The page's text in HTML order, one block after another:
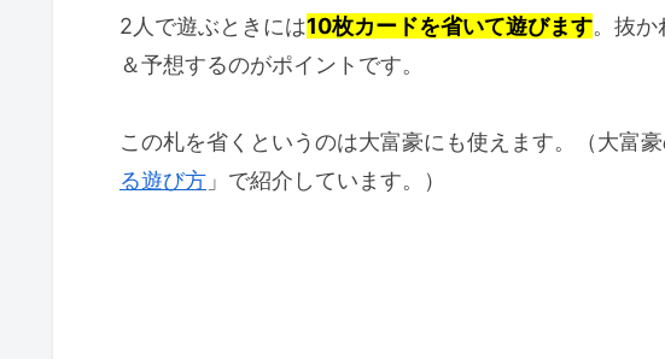
2人で遊ぶときには10枚カードを省いて遊びます。抜
＆予想するのがポイントです。
この札を省くというのは大富豪にも使えます。（大富
る遊び方 」で紹介しています。）